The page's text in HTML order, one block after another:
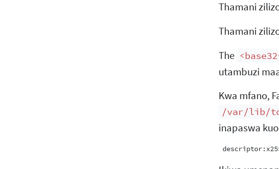
Thamani
Thamani
The
utambuzi
Kwa mfano,
/var/lib/
inapaswa